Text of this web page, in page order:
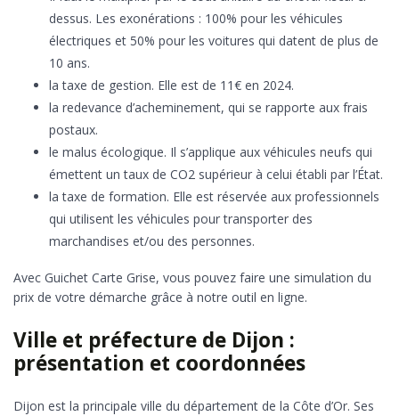
dessus. Les exonérations : 100% pour les véhicules
électriques et 50% pour les voitures qui datent de plus de
10 ans.
la taxe de gestion. Elle est de 11€ en 2024.
la redevance d’acheminement, qui se rapporte aux frais
postaux.
le malus écologique. Il s’applique aux véhicules neufs qui
émettent un taux de CO2 supérieur à celui établi par l’État.
la taxe de formation. Elle est réservée aux professionnels
qui utilisent les véhicules pour transporter des
marchandises et/ou des personnes.
Avec Guichet Carte Grise, vous pouvez faire une simulation du
prix de votre démarche grâce à notre outil en ligne.
Ville et préfecture de Dijon :
présentation et coordonnées
Dijon est la principale ville du département de la Côte d’Or. Ses